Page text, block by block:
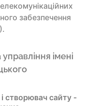
забезпечення
імені
створювач сайту -